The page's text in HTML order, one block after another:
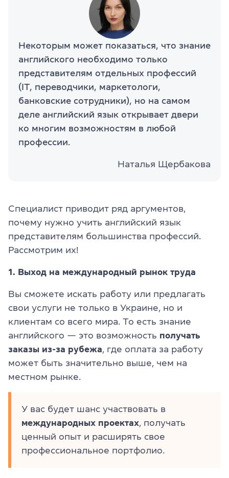
Некоторым может показаться, что знание
английского необходимо только
представителям отдельных профессий
(IT, переводчики, маркетологи,
банковские сотрудники), но на самом
деле английский язык открывает двери
ко многим возможностям в любой
профессии.
Наталья Щербакова
Специалист приводит ряд аргументов,
почему нужно учить английский язык
представителям большинства профессий.
Рассмотрим их!
1. Выход на международный рынок труда
Вы сможете искать работу или предлагать
свои услуги не только в Украине, но и
клиентам со всего мира. То есть знание
английского — это возможность получать
заказы из-за рубежа , где оплата за работу
может быть значительно выше, чем на
местном рынке.
У вас будет шанс участвовать в
международных проектах , получать
ценный опыт и расширять свое
профессиональное портфолио.